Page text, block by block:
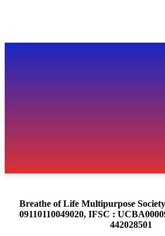
Breathe of Life Multipurpose
09110110049020, IFSC :
442028501